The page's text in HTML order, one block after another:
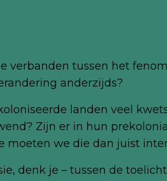
verbanden tussen het
anderzijds?
landen veel
Zijn er in hun
moeten we die dan juist
denk je – tussen de